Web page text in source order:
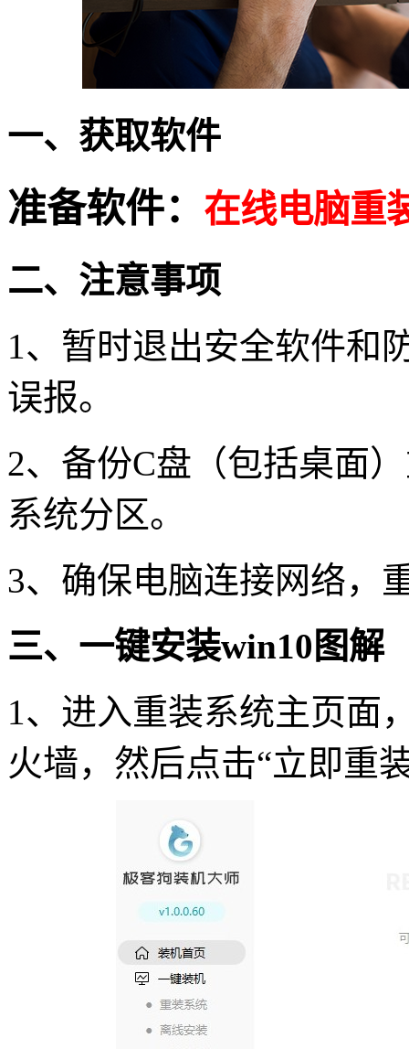
一、获取软件
准备软件： 在线电脑重
二、注意事项
1、暂时退出安全软件和
误报。
2、备份C盘（包括桌面
系统分区。
3、确保电脑连接网络，
三、一键安装win10图解
1、进入重装系统主页面
火墙，然后点击“立即重